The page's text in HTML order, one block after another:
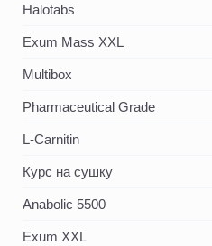
Halotabs
Exum Mass XXL
Multibox
Pharmaceutical Grade
L-Carnitin
Курс на сушку
Anabolic 5500
Exum XXL